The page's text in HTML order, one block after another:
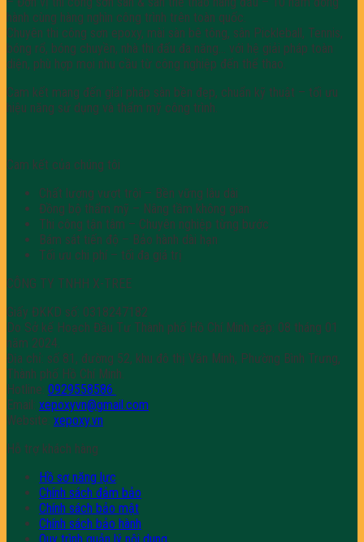
hành cùng hàng nghìn công trình trên toàn quốc.
Chuyên thi công sơn epoxy, mài sàn bê tông, sân Pickleball, Tennis,
bóng rổ, bóng chuyền, nhà thi đấu đa năng… với hệ giải pháp toàn
diện, phù hợp mọi nhu cầu từ công nghiệp đến thể thao.
Cam kết mang đến giải pháp sàn bền đẹp, chuẩn kỹ thuật – tối ưu
hiệu năng sử dụng và thẩm mỹ công trình.
Cam kết của chúng tôi
Chất lượng vượt trội – Bền vững lâu dài
Đồng bộ thẩm mỹ – Nâng tầm không gian
Thi công tận tâm – Chuyên nghiệp từng bước
Bám sát tiến độ – Bảo hành dài hạn
Tối ưu chi phí – tối đa giá trị
CÔNG TY TNHH X-TREE
Giấy ĐKKD số: 0318247182
Do Sở kế Hoạch Đầu Tư Thành phố Hồ Chí Minh cấp: 08 tháng 01
năm 2024.
Địa chỉ: số 81, đường 52, khu đô thị Văn Minh, Phường Bình Trưng,
Thành phố Hồ Chí Minh.
Hotline: 0929558586
Email: xepoxyvn@gmail.com
Website: xepoxy.vn
Hỗ trợ khách hàng
Hồ sơ năng lực
Chính sách đảm bảo
Chính sách bảo mật
Chính sách bảo hành
Quy trình quản lý nội dung